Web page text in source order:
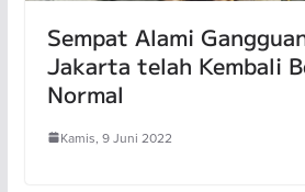
Sempat Alami
Jakarta telah Kembali
Normal
Kamis, 9 Juni 2022